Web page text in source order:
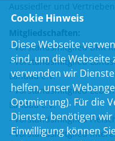
Aussiedler und
Mitgliedschaften:
- Vorstandsmitglied BRK
- Vorstandsmitglied
Landau e.V.
- Vorstandsmitglied
Landau e.V.
- Vorstandsmitglied
- Vorstandsmitglied
Cookie Hinweis
Diese Webseite
sind, um die
verwenden wir
helfen, unser
Optmierung). Für die
Dienste, benötigen
Einwilligung können